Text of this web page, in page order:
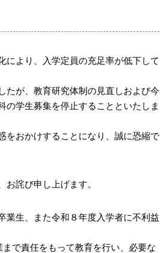
により、入学定員の充足率が低下して
たが、教育研究体制の見直しおよび今
の学生募集を停止することといたしま
をおかけすることになり、誠に恐縮で
詫び申し上げます。
業生、また令和８年度入学者に不利益
で責任をもって教育を行い、必要な